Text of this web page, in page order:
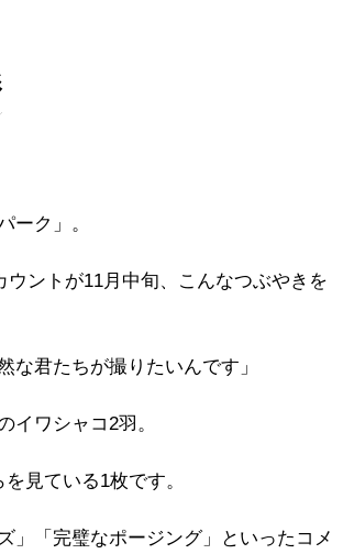
ーク」。
ントが11月中旬、こんなつぶやきを
君たちが撮りたいんです」
ワシャコ2羽。
見ている1枚です。
「完璧なポージング」といったコメ